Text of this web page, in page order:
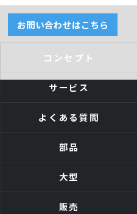
お問い合わせはこちら
コンセプト
サービス
よくある質問
部品
大型
販売